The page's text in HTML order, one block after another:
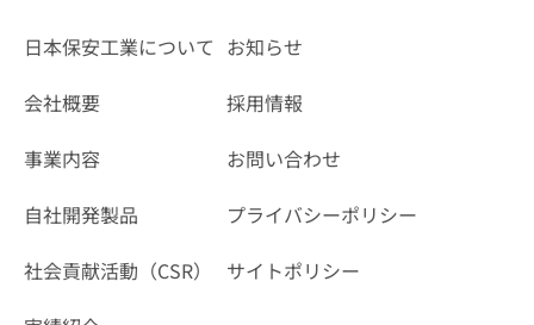
日本保安工業について
会社概要
事業内容
自社開発製品
社会貢献活動（CSR）
お知らせ
採用情報
お問い合わせ
プライバシーポリシー
サイトポリシー